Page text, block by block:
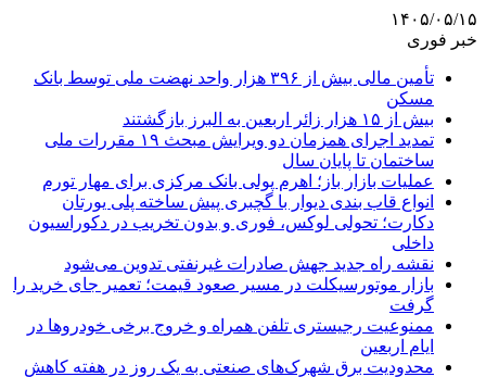
۱۴۰۵/۰۵/۱۵
خبر فوری
تأمین مالی بیش از ۳۹۶ هزار واحد نهضت ملی توسط بانک
مسکن
بیش از ۱۵ هزار زائر اربعین به البرز بازگشتند
تمدید اجرای همزمان دو ویرایش مبحث ۱۹ مقررات ملی
ساختمان تا پایان سال
عملیات بازار باز؛ اهرم پولی بانک مرکزی برای مهار تورم
انواع قاب بندی دیوار با گچبری پیش ساخته پلی یورتان
دکارت؛ تحولی لوکس، فوری و بدون تخریب در دکوراسیون
داخلی
نقشه راه جدید جهش صادرات غیرنفتی تدوین می‌شود
بازار موتورسیکلت در مسیر صعود قیمت؛ تعمیر جای خرید را
گرفت
ممنوعیت رجیستری تلفن همراه و خروج برخی خودروها در
ایام اربعین
محدودیت برق شهرک‌های صنعتی به یک روز در هفته کاهش